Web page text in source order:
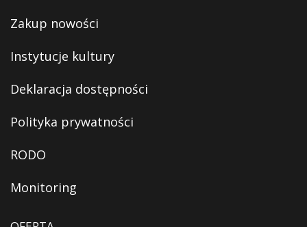
Zakup nowości
Instytucje kultury
Deklaracja dostępności
Polityka prywatności
RODO
Monitoring